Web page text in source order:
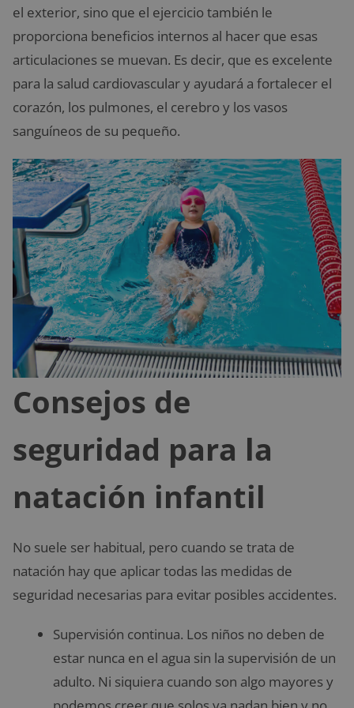
el exterior, sino que el ejercicio también le
proporciona beneficios internos al hacer que esas
articulaciones se muevan. Es decir, que es excelente
para la salud cardiovascular y ayudará a fortalecer el
corazón, los pulmones, el cerebro y los vasos
sanguíneos de su pequeño.
Consejos de
seguridad para la
natación infantil
No suele ser habitual, pero cuando se trata de
natación hay que aplicar todas las medidas de
seguridad necesarias para evitar posibles accidentes.
Supervisión continua. Los niños no deben de
estar nunca en el agua sin la supervisión de un
adulto. Ni siquiera cuando son algo mayores y